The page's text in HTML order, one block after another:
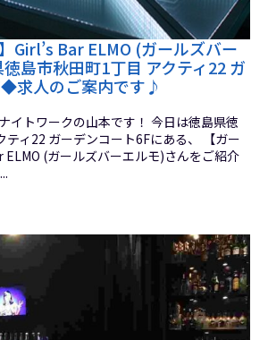
Girl’s Bar ELMO (ガールズバー
島市秋田町1丁目 アクティ22 ガ
求人のご案内です♪
イトワークの山本です！ 今日は徳島県徳
ティ22 ガーデンコート6Fにある、 【ガー
ELMO (ガールズバーエルモ)さんをご紹介